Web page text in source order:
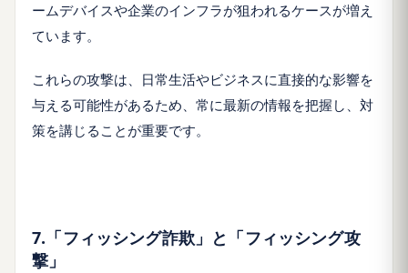
ームデバイスや企業のインフラが狙われるケースが増え
ています。
これらの攻撃は、日常生活やビジネスに直接的な影響を
与える可能性があるため、常に最新の情報を把握し、対
策を講じることが重要です。
7.「フィッシング詐欺」と「フィッシング攻
撃」